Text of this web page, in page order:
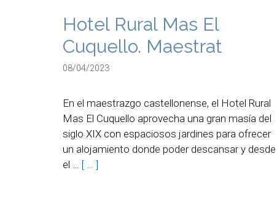
Hotel Rural Mas El
Cuquello. Maestrat
08/04/2023
En el maestrazgo castellonense, el Hotel Rural
Mas El Cuquello aprovecha una gran masía del
siglo XIX con espaciosos jardines para ofrecer
un alojamiento donde poder descansar y desde
el … [ … ]